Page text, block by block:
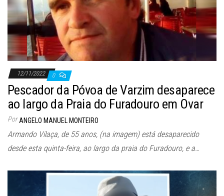
12/11/2022 0
Pescador da Póvoa de Varzim desaparece
ao largo da Praia do Furadouro em Ovar
Por ANGELO MANUEL MONTEIRO
Armando Vilaça, de 55 anos, (na imagem) está desaparecido
desde esta quinta-feira, ao largo da praia do Furadouro, e a…